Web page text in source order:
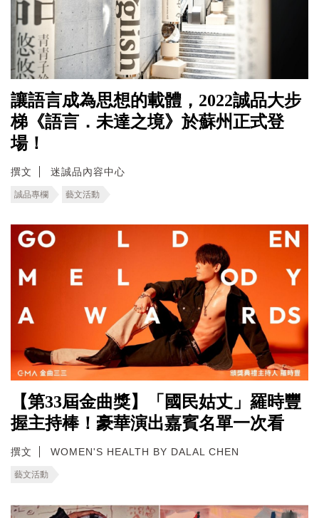
讓語言成為思想的載體，2022誠品大步
梯《語言．未達之境》於蘇州正式登
場！
撰文 迷誠品內容中心
誠品專欄 藝文活動
【第33屆金曲獎】「國民姑丈」羅時豐
握主持棒！豪華演出嘉賓名單一次看
撰文 WOMEN'S HEALTH BY DALAL CHEN
藝文活動